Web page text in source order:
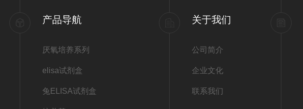
产品导航
厌氧培养系列
elisa试剂盒
兔ELISA试剂盒
关于我们
公司简介
企业文化
联系我们